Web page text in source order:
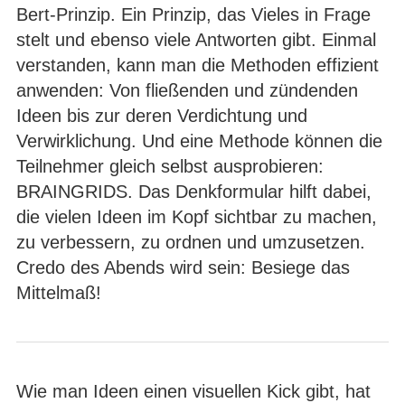
Bert-Prinzip. Ein Prinzip, das Vieles in Frage
stelt und ebenso viele Antworten gibt. Einmal
verstanden, kann man die Methoden effizient
anwenden: Von fließenden und zündenden
Ideen bis zur deren Verdichtung und
Verwirklichung. Und eine Methode können die
Teilnehmer gleich selbst ausprobieren:
BRAINGRIDS. Das Denkformular hilft dabei,
die vielen Ideen im Kopf sichtbar zu machen,
zu verbessern, zu ordnen und umzusetzen.
Credo des Abends wird sein: Besiege das
Mittelmaß!
Wie man Ideen einen visuellen Kick gibt, hat